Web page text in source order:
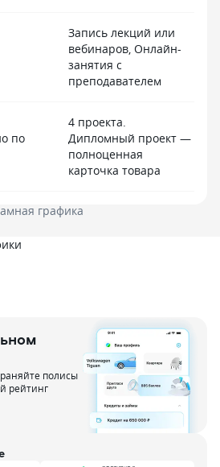
Запись лекций или
вебинаров, Онлайн-
занятия с
преподавателем
по
4 проекта.
Дипломный проект —
полноценная
карточка товара
графика
полисы
рейтинг